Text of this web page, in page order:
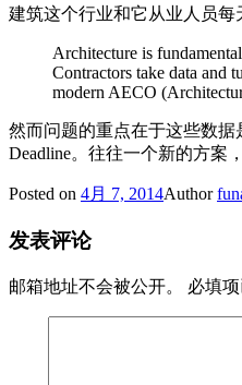
建筑这个行业和它从业人员每
Architecture is
Contractors take data and
modern AECO
然而问题的重点在于这些数
Deadline。往往一个新的方案
Posted on 4月 7, 2014Author
发表评论
邮箱地址不会被公开。 必填项